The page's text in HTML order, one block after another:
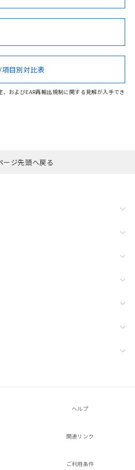
No No
製品の規格認証/適合状況ページへ
こちらのページからご検索ください
目別対比表
およびEAR再輸出規制に関する見解が入手でき
ージ先頭へ戻る
ヘルプ
関連リンク
ご利用条件